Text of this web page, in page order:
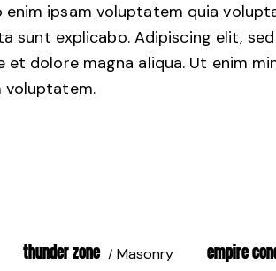
enim ipsam voluptatem quia
sunt explicabo. Adipiscing elit,
dolore magna aliqua. Ut enim
voluptatem.
Masonry
THUNDER ZONE EMPIRE